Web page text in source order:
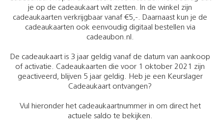
je op de cadeaukaart wilt zetten. In de winkel zijn
cadeaukaarten verkrijgbaar vanaf €5,-. Daarnaast kun je de
cadeaukaarten ook eenvoudig digitaal bestellen via
cadeaubon.nl.
De cadeaukaart is 3 jaar geldig vanaf de datum van aankoop
of activatie. Cadeaukaarten die voor 1 oktober 2021 zijn
geactiveerd, blijven 5 jaar geldig. Heb je een Keurslager
Cadeaukaart ontvangen?
Vul hieronder het cadeaukaartnummer in om direct het
actuele saldo te bekijken.